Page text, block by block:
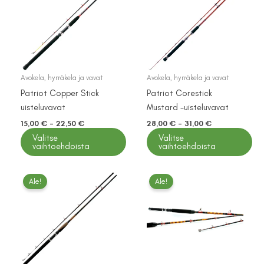
tuotteen
sivulla.
Avokela, hyrräkela ja vavat
Patriot Copper Stick
uisteluvavat
15,00 € – 22,50 €Hintaluokka:
-
Valitse
vaihtoehdoista
Tällä
tuotteella
useampi
valinnat
tuotteen
Avokela, hyrräkela ja vavat
Patriot Corestick
Mustard -uisteluvavat
28,00 € – 31,00 €Hintaluokka:
-
Valitse
vaihtoehdoista
Tällä
tuotteella
useampi
Voit
tehdä
Ale! Ale!